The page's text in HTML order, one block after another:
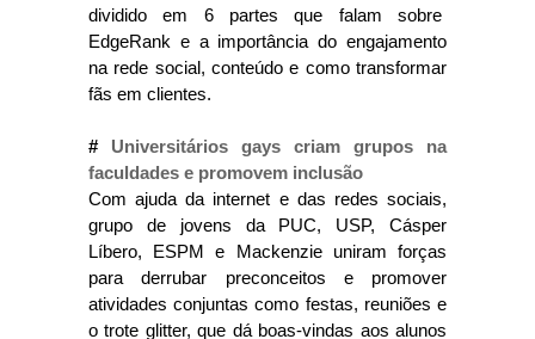
dividido em 6 partes que falam sobre
EdgeRank e a importância do engajamento
na rede social, conteúdo e como transformar
fãs em clientes.
# Universitários gays criam grupos na
faculdades e promovem inclusão
Com ajuda da internet e das redes sociais,
grupo de jovens da PUC, USP, Cásper
Líbero, ESPM e Mackenzie uniram forças
para derrubar preconceitos e promover
atividades conjuntas como festas, reuniões e
o trote glitter, que dá boas-vindas aos alunos